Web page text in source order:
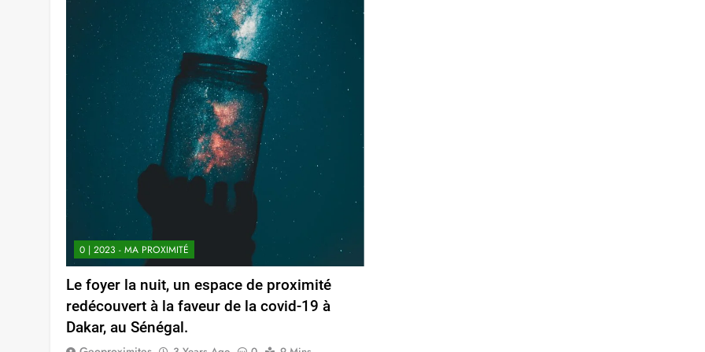
0 | 2023 - MA PROXIMITÉ
Le foyer la nuit, un espace de proximité
redécouvert à la faveur de la covid-19 à
Dakar, au Sénégal.